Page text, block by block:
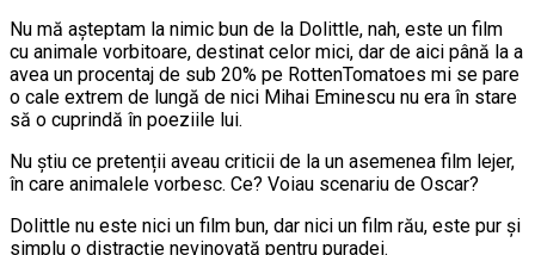
Nu mă așteptam la nimic bun de la Dolittle, nah, este un film
cu animale vorbitoare, destinat celor mici, dar de aici până la a
avea un procentaj de sub 20% pe RottenTomatoes mi se pare
o cale extrem de lungă de nici Mihai Eminescu nu era în stare
să o cuprindă în poeziile lui.
Nu știu ce pretenții aveau criticii de la un asemenea film lejer,
în care animalele vorbesc. Ce? Voiau scenariu de Oscar?
Dolittle nu este nici un film bun, dar nici un film rău, este pur și
simplu o distracție nevinovată pentru puradei.